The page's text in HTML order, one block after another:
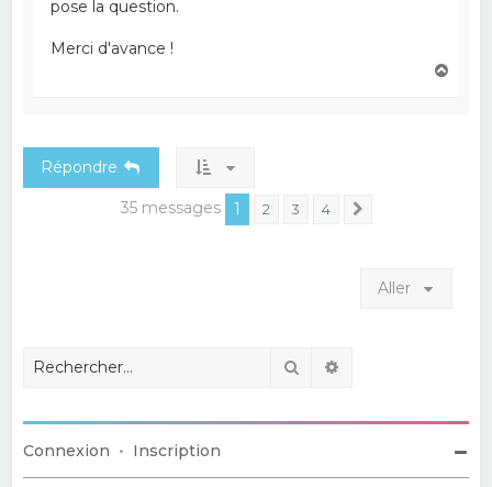
pose la question.
Merci d'avance !
Répondre
35 messages 1 2 3 4
Aller
Rechercher
Connexion • Inscription